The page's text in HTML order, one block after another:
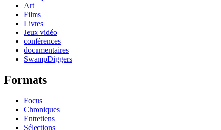
Art
Films
Livres
Jeux vidéo
conférences
documentaires
SwampDiggers
Formats
Focus
Chroniques
Entretiens
Sélections